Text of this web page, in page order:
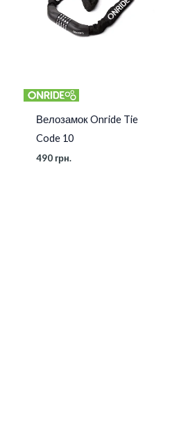
Велозамок Onride Tie
Code 10
490 грн.